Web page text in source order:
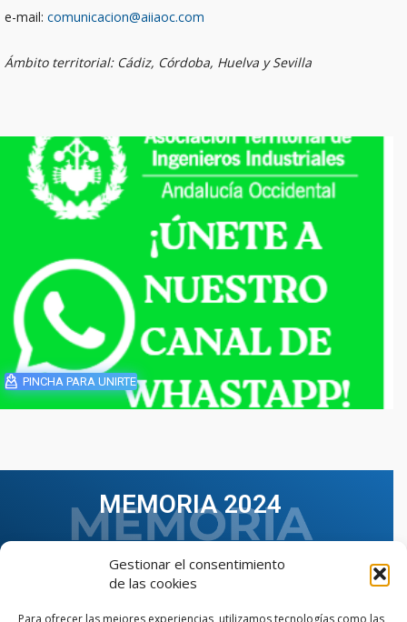
Gestionar el consentimiento
de las cookies
Para ofrecer las mejores experiencias, utilizamos tecnologías como las
e-mail: comunicacion@aiiaoc.com
Ámbito territorial: Cádiz, Córdoba, Huelva y Sevilla
PINCHA PARA UNIRTE
MEMORIA 2024